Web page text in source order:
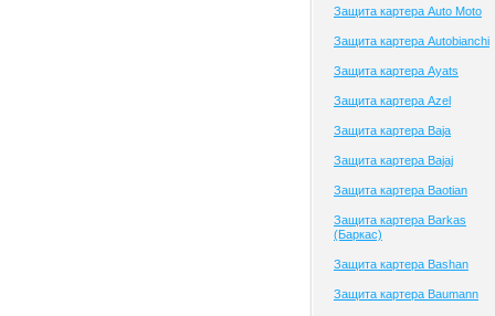
Защита картера Auto Moto
Защита картера Autobianchi
Защита картера Ayats
Защита картера Azel
Защита картера Baja
Защита картера Bajaj
Защита картера Baotian
Защита картера Barkas
(Баркас)
Защита картера Bashan
Защита картера Baumann